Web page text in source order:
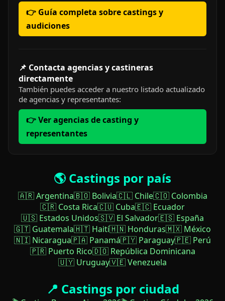
👉 Guía completa sobre castings y
audiciones
📌 Contacta agencias y castineras
directamente
También puedes acceder a nuestro listado actualizado
de agencias y representantes:
👉 Ver agencias de casting y
representantes
🌎 Castings por país
🇦🇷 Argentina🇧🇴 Bolivia🇨🇱 Chile🇨🇴 Colombia
🇨🇷 Costa Rica🇨🇺 Cuba🇪🇨 Ecuador
🇺🇸 Estados Unidos🇸🇻 El Salvador🇪🇸 España
🇬🇹 Guatemala🇭🇹 Haití🇭🇳 Honduras🇲🇽 México
🇳🇮 Nicaragua🇵🇦 Panamá🇵🇾 Paraguay🇵🇪 Perú
🇵🇷 Puerto Rico🇩🇴 República Dominicana
🇺🇾 Uruguay🇻🇪 Venezuela
📍 Castings por ciudad